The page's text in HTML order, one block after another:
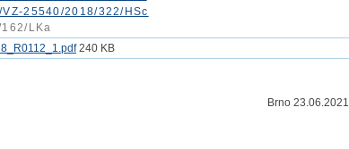
VZ-25540/2018/322/HSc
LKa
240 KB
Brno 23.06.2021